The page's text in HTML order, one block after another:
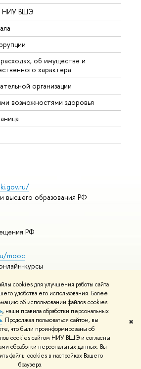
cookies для улучшения работы сайта
удобства его использования. Более
об использовании файлов cookies
, наши правила обработки персональных
. Продолжая пользоваться сайтом, вы
что были проинформированы об
cookies сайтом НИУ ВШЭ и согласны
обработки персональных данных. Вы
файлы cookies в настройках Вашего
браузера.
✖
НИУ ВШЭ
об имуществе и
характера
организации
возможностями здоровья
высшего образования РФ
РФ
mooc
курсы
Адреса и контакты
технологий в НИУ ВШЭ